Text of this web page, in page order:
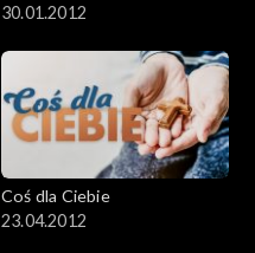
30.01.2012
Coś dla Ciebie
23.04.2012